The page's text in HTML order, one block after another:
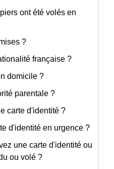
ont été volés en
?
française ?
domicile ?
parentale ?
carte d'identité ?
d'identité en urgence ?
une carte d'identité ou
ou volé ?